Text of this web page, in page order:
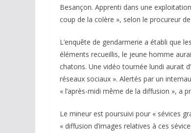
Besançon. Apprenti dans une
coup de la colère », selon le procureur
L’enquête de gendarmerie a établi que
éléments recueillis, le jeune homme
chatons. Une vidéo tournée lundi aurait
réseaux sociaux ». Alertés par un
« l’après-midi même de la diffusion », a
Le mineur est poursuivi pour « sévices
« diffusion d’images relatives à ces